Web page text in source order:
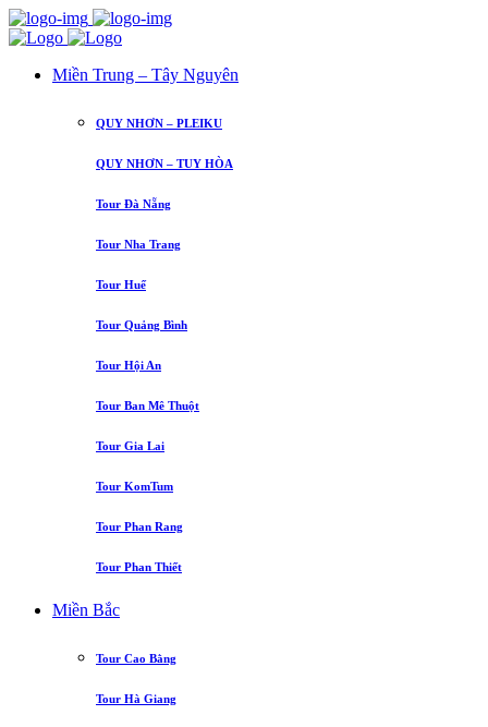
Miền Trung – Tây Nguyên
QUY NHƠN – PLEIKU
QUY NHƠN – TUY HÒA
Tour Đà Nẵng
Tour Nha Trang
Tour Huế
Tour Quảng Bình
Tour Hội An
Tour Ban Mê Thuột
Tour Gia Lai
Tour KomTum
Tour Phan Rang
Tour Phan Thiết
Miền Bắc
Tour Cao Bằng
Tour Hà Giang